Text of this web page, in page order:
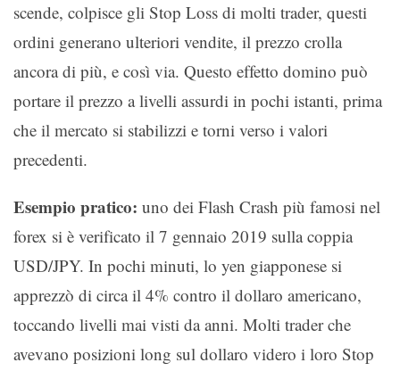
scende, colpisce gli Stop Loss di molti trader, questi
ordini generano ulteriori vendite, il prezzo crolla
ancora di più, e così via. Questo effetto domino può
portare il prezzo a livelli assurdi in pochi istanti, prima
che il mercato si stabilizzi e torni verso i valori
precedenti.
Esempio pratico: uno dei Flash Crash più famosi nel
forex si è verificato il 7 gennaio 2019 sulla coppia
USD/JPY. In pochi minuti, lo yen giapponese si
apprezzò di circa il 4% contro il dollaro americano,
toccando livelli mai visti da anni. Molti trader che
avevano posizioni long sul dollaro videro i loro Stop